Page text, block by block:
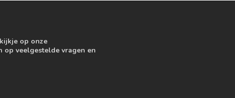
op onze
op veelgestelde vragen en